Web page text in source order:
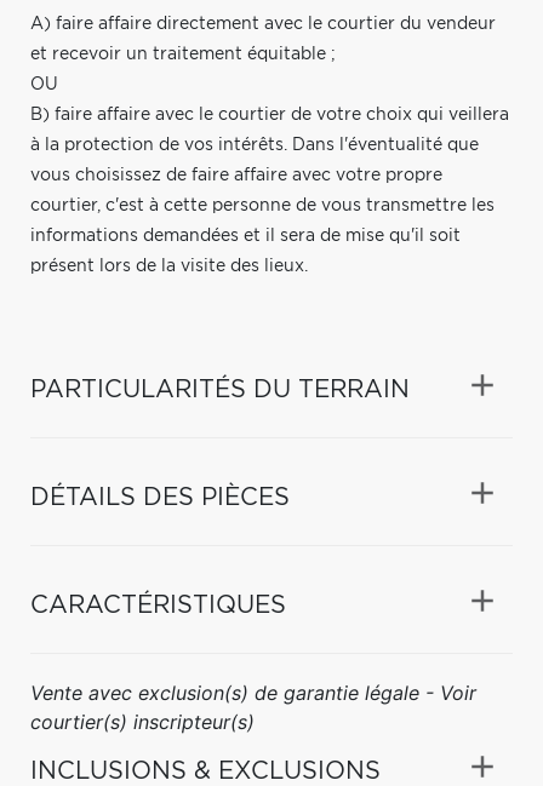
A) faire affaire directement avec le courtier du vendeur
et recevoir un traitement équitable ;
OU
B) faire affaire avec le courtier de votre choix qui veillera
à la protection de vos intérêts. Dans l'éventualité que
vous choisissez de faire affaire avec votre propre
courtier, c'est à cette personne de vous transmettre les
informations demandées et il sera de mise qu'il soit
présent lors de la visite des lieux.
PARTICULARITÉS DU TERRAIN
DÉTAILS DES PIÈCES
CARACTÉRISTIQUES
Vente avec exclusion(s) de garantie légale - Voir
courtier(s) inscripteur(s)
INCLUSIONS & EXCLUSIONS